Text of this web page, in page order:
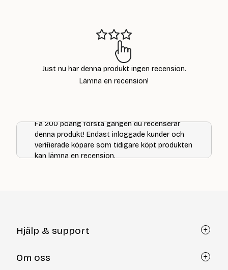
Just nu har denna produkt ingen recension.
Lämna en recension!
Få 200 poäng första gången du recenserar
denna produkt! Endast inloggade kunder och
verifierade köpare som tidigare köpt produkten
kan lämna en recension.
Hjälp & support
Återköp via formulär
Om oss